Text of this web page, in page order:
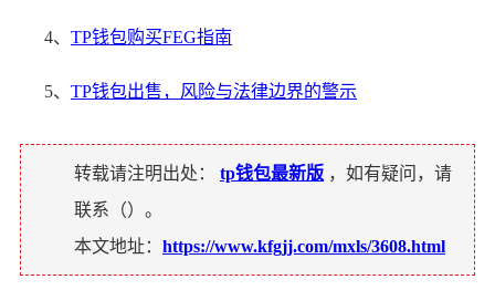
4、 TP钱包购买FEG指南
5、 TP钱包出售，风险与法律边界的警示
转载请注明出处： tp钱包最新版 ，如有疑问，请
联系（）。
本文地址： https://www.kfgjj.com/mxls/3608.html